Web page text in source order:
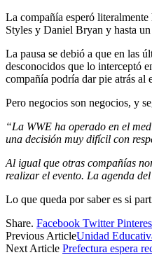
La compañía esperó
Styles y Daniel Bryan y hasta
La pausa se debió a que en las
desconocidos que lo interceptó
compañía podría dar pie atrás al
Pero negocios son negocios, y
“La WWE ha operado en el
una decisión muy difícil con
Al igual que otras compañías
realizar el evento. La agenda
Lo que queda por saber es si
Share. Facebook Twitter
Previous ArticleUnidad
Next Article Prefectura espera